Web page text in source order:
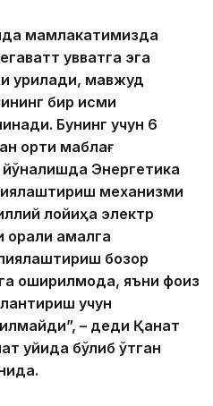
мамлакатимизда
қувватга эга
қурилади, мавжуд
бир қисми
Бунинг учун 6
ортиқ маблағ
йўналишда Энергетика
механизми
лойиҳа электр
амалга
бозор
оширилмоқда, яъни фоиз
учун
– деди Қанат
уйида бўлиб ўтган